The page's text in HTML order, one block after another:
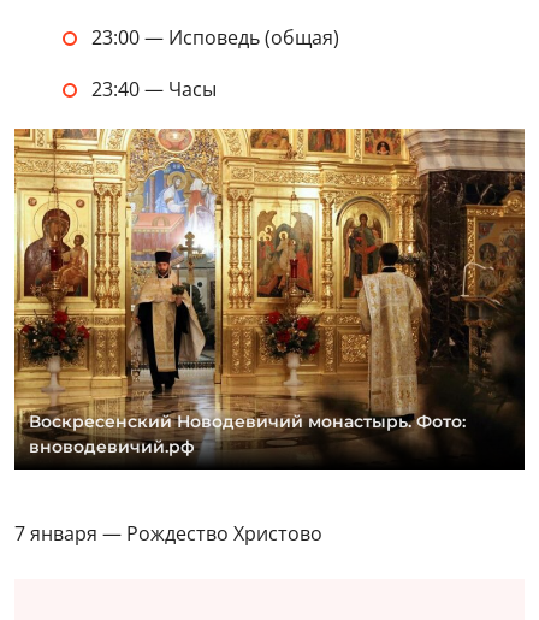
23:00 — Исповедь (общая)
23:40 — Часы
Воскресенский Новодевичий монастырь. Фото:
вноводевичий.рф
7 января — Рождество Христово